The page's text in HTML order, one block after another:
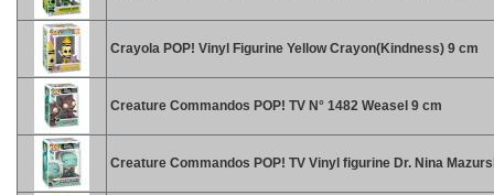
Crayola POP! Vinyl Figurine Yellow Crayon(Kindness) 9 cm
Creature Commandos POP! TV N° 1482 Weasel 9 cm
Creature Commandos POP! TV Vinyl figurine Dr. Nina